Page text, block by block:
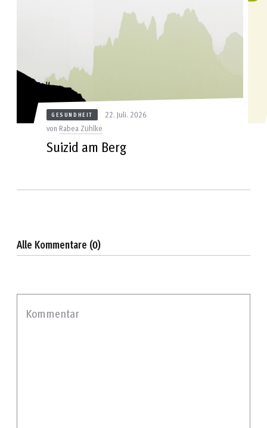
GESUNDHEIT
22. Juli. 2026
von Rabea Zühlke
Suizid am Berg
Alle Kommentare (0)
Kommentar